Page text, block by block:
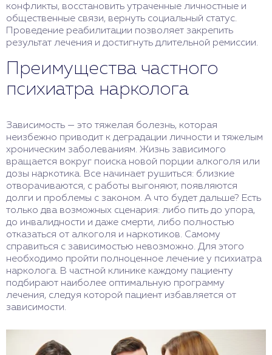
конфликты, восстановить утраченные личностные и
общественные связи, вернуть социальный статус.
Проведение реабилитации позволяет закрепить
результат лечения и достигнуть длительной ремиссии.
Преимущества частного
психиатра нарколога
Зависимость — это тяжелая болезнь, которая
неизбежно приводит к деградации личности и тяжелым
хроническим заболеваниям. Жизнь зависимого
вращается вокруг поиска новой порции алкоголя или
дозы наркотика. Все начинает рушиться: близкие
отворачиваются, с работы выгоняют, появляются
долги и проблемы с законом. А что будет дальше? Есть
только два возможных сценария: либо пить до упора,
до инвалидности и даже смерти, либо полностью
отказаться от алкоголя и наркотиков. Самому
справиться с зависимостью невозможно. Для этого
необходимо пройти полноценное лечение у психиатра
нарколога. В частной клинике каждому пациенту
подбирают наиболее оптимальную программу
лечения, следуя которой пациент избавляется от
зависимости.